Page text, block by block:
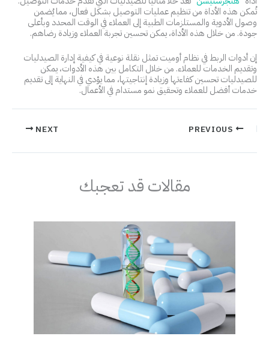
تُمكن هذه الأداة من تنظيم عمليات التوصيل بشكل فعال، مما يُضمن
وصول الأدوية والمستلزمات الطبية إلى العملاء في الوقت المحدد وبأعلى
جودة. من خلال هذه الأداة، يمكن تحسين تجربة العملاء وزيادة رضاهم.
إن أدوات الربط في نظام أوميت تمثل نقلة نوعية في كيفية إدارة الصيدليات
وتقديم الخدمات للعملاء. من خلال التكامل بين هذه الأدوات، يمكن
للصيدليات تحسين كفاءتها وزيادة إنتاجيتها، مما يؤدي في النهاية إلى تقديم
خدمات أفضل للعملاء وتحقيق نمو مستدام في الأعمال.
NEXT
مقالات قد تعجبك